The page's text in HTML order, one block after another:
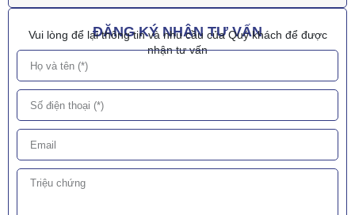
ĐĂNG KÝ NHẬN TƯ VẤN
Vui lòng để lại thông tin và nhu cầu của Quý khách để được
nhận tư vấn